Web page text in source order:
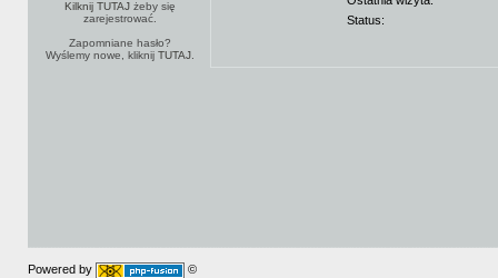
Kilknij TUTAJżeby się
zarejestrować.
Zapomniane hasło?
Wyślemy nowe, kliknij TUTAJ.
Status:
Powered by ©